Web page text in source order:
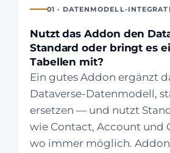
01 · DATENMODELL-
Nutzt das Addon den
Standard oder bringt es
Tabellen mit?
Ein gutes Addon ergänzt
Dataverse-Datenmodell,
ersetzen — und nutzt
wie Contact, Account und
wo immer möglich.